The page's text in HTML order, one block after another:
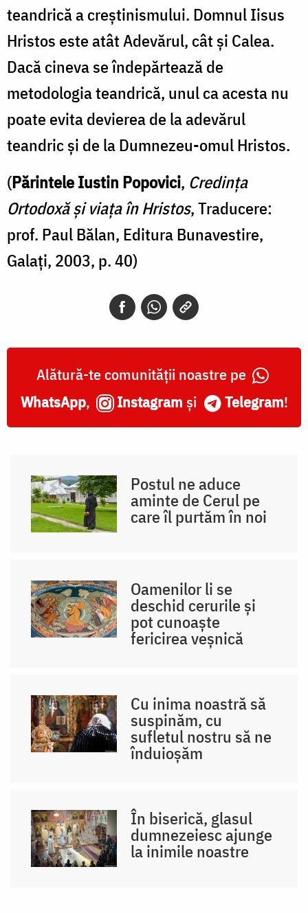
teandrică a creştinismului. Domnul Iisus
Hristos este atât Adevărul, cât şi Calea.
Dacă cineva se îndepărtează de
metodologia teandrică, unul ca acesta nu
poate evita devierea de la adevărul
teandric şi de la Dumnezeu-omul Hristos.
(Părintele Iustin Popovici, Credința
Ortodoxă și viața în Hristos, Traducere:
prof. Paul Bălan, Editura Bunavestire,
Galaţi, 2003, p. 40)
Alătură-te comunității noastre pe
WhatsApp, Instagram și Telegram!
Postul ne aduce
aminte de Cerul pe
care îl purtăm în noi
Oamenilor li se
deschid cerurile și
pot cunoaște
fericirea veșnică
Cu inima noastră să
suspinăm, cu
sufletul nostru să ne
înduioșăm
În biserică, glasul
dumnezeiesc ajunge
la inimile noastre